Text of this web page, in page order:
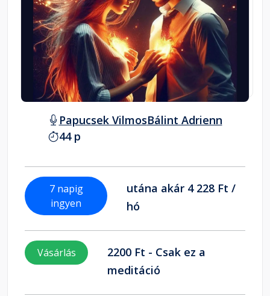
Papucsek VilmosBálint Adrienn
44 p
7 napig
ingyen
utána akár 4 228 Ft /
hó
Vásárlás
2200 Ft - Csak ez a
meditáció